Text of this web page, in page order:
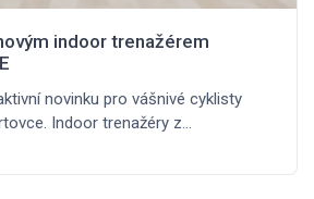
indoor trenažérem
novinku pro vášnivé cyklisty
Indoor trenažéry z…